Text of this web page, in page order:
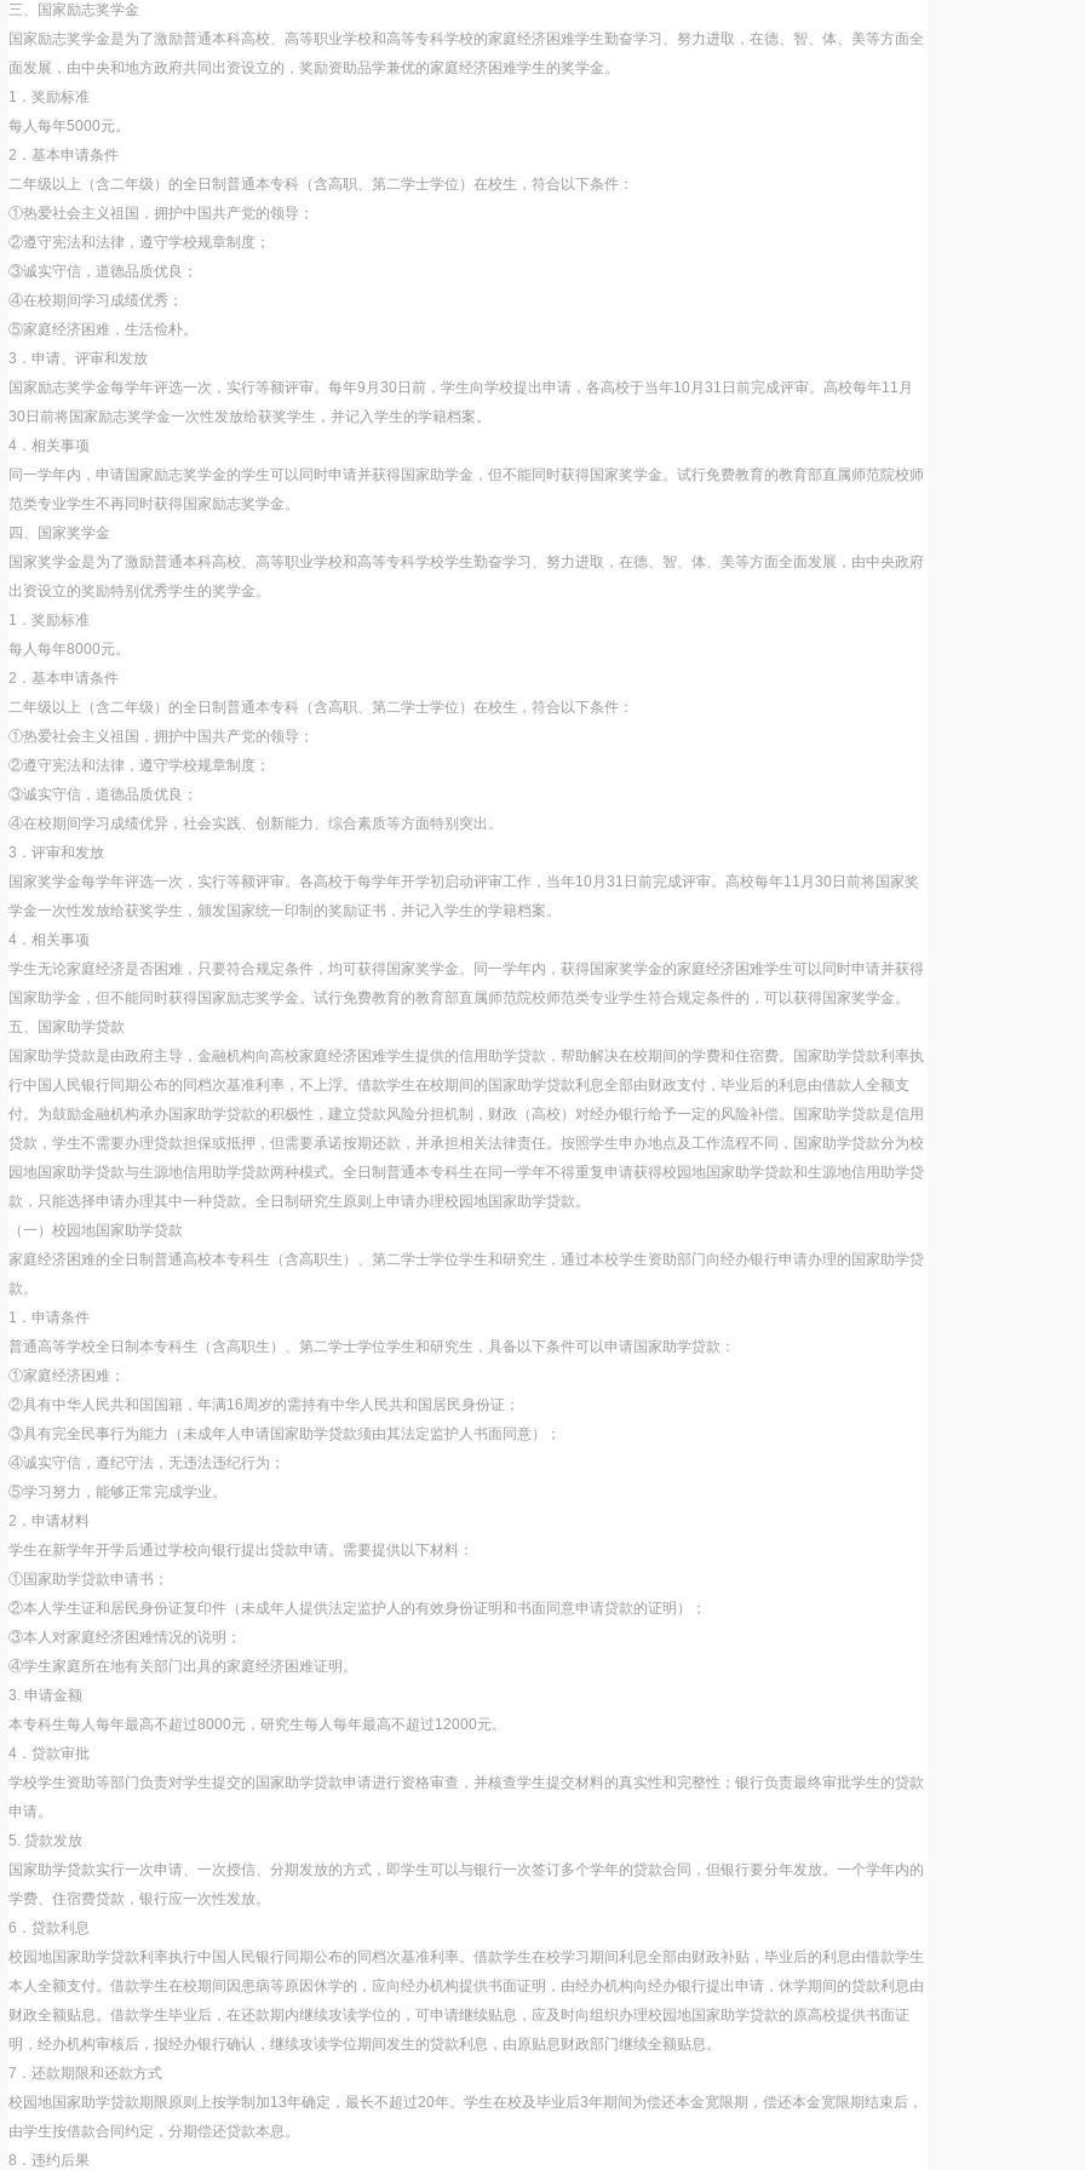
三、国家励志奖学金
国家励志奖学金是为了激励普通本科高校、高等职业学校和高等专科学校的家庭经济困难学生勤奋学习、努力进取，在德、智、体、美等方面全
面发展，由中央和地方政府共同出资设立的，奖励资助品学兼优的家庭经济困难学生的奖学金。
1．奖励标准
每人每年5000元。
2．基本申请条件
二年级以上（含二年级）的全日制普通本专科（含高职、第二学士学位）在校生，符合以下条件：
①热爱社会主义祖国，拥护中国共产党的领导；
②遵守宪法和法律，遵守学校规章制度；
③诚实守信，道德品质优良；
④在校期间学习成绩优秀；
⑤家庭经济困难，生活俭朴。
3．申请、评审和发放
国家励志奖学金每学年评选一次，实行等额评审。每年9月30日前，学生向学校提出申请，各高校于当年10月31日前完成评审。高校每年11月
30日前将国家励志奖学金一次性发放给获奖学生，并记入学生的学籍档案。
4．相关事项
同一学年内，申请国家励志奖学金的学生可以同时申请并获得国家助学金，但不能同时获得国家奖学金。试行免费教育的教育部直属师范院校师
范类专业学生不再同时获得国家励志奖学金。
四、国家奖学金
国家奖学金是为了激励普通本科高校、高等职业学校和高等专科学校学生勤奋学习、努力进取，在德、智、体、美等方面全面发展，由中央政府
出资设立的奖励特别优秀学生的奖学金。
1．奖励标准
每人每年8000元。
2．基本申请条件
二年级以上（含二年级）的全日制普通本专科（含高职、第二学士学位）在校生，符合以下条件：
①热爱社会主义祖国，拥护中国共产党的领导；
②遵守宪法和法律，遵守学校规章制度；
③诚实守信，道德品质优良；
④在校期间学习成绩优异，社会实践、创新能力、综合素质等方面特别突出。
3．评审和发放
国家奖学金每学年评选一次，实行等额评审。各高校于每学年开学初启动评审工作，当年10月31日前完成评审。高校每年11月30日前将国家奖
学金一次性发放给获奖学生，颁发国家统一印制的奖励证书，并记入学生的学籍档案。
4．相关事项
学生无论家庭经济是否困难，只要符合规定条件，均可获得国家奖学金。同一学年内，获得国家奖学金的家庭经济困难学生可以同时申请并获得
国家助学金，但不能同时获得国家励志奖学金。试行免费教育的教育部直属师范院校师范类专业学生符合规定条件的，可以获得国家奖学金。
五、国家助学贷款
国家助学贷款是由政府主导，金融机构向高校家庭经济困难学生提供的信用助学贷款，帮助解决在校期间的学费和住宿费。国家助学贷款利率执
行中国人民银行同期公布的同档次基准利率，不上浮。借款学生在校期间的国家助学贷款利息全部由财政支付，毕业后的利息由借款人全额支
付。为鼓励金融机构承办国家助学贷款的积极性，建立贷款风险分担机制，财政（高校）对经办银行给予一定的风险补偿。国家助学贷款是信用
贷款，学生不需要办理贷款担保或抵押，但需要承诺按期还款，并承担相关法律责任。按照学生申办地点及工作流程不同，国家助学贷款分为校
园地国家助学贷款与生源地信用助学贷款两种模式。全日制普通本专科生在同一学年不得重复申请获得校园地国家助学贷款和生源地信用助学贷
款，只能选择申请办理其中一种贷款。全日制研究生原则上申请办理校园地国家助学贷款。
（一）校园地国家助学贷款
家庭经济困难的全日制普通高校本专科生（含高职生）、第二学士学位学生和研究生，通过本校学生资助部门向经办银行申请办理的国家助学贷
款。
1．申请条件
普通高等学校全日制本专科生（含高职生）、第二学士学位学生和研究生，具备以下条件可以申请国家助学贷款：
①家庭经济困难；
②具有中华人民共和国国籍，年满16周岁的需持有中华人民共和国居民身份证；
③具有完全民事行为能力（未成年人申请国家助学贷款须由其法定监护人书面同意）；
④诚实守信，遵纪守法，无违法违纪行为；
⑤学习努力，能够正常完成学业。
2．申请材料
学生在新学年开学后通过学校向银行提出贷款申请。需要提供以下材料：
①国家助学贷款申请书；
②本人学生证和居民身份证复印件（未成年人提供法定监护人的有效身份证明和书面同意申请贷款的证明）；
③本人对家庭经济困难情况的说明；
④学生家庭所在地有关部门出具的家庭经济困难证明。
3. 申请金额
本专科生每人每年最高不超过8000元，研究生每人每年最高不超过12000元。
4．贷款审批
学校学生资助等部门负责对学生提交的国家助学贷款申请进行资格审查，并核查学生提交材料的真实性和完整性；银行负责最终审批学生的贷款
申请。
5. 贷款发放
国家助学贷款实行一次申请、一次授信、分期发放的方式，即学生可以与银行一次签订多个学年的贷款合同，但银行要分年发放。一个学年内的
学费、住宿费贷款，银行应一次性发放。
6．贷款利息
校园地国家助学贷款利率执行中国人民银行同期公布的同档次基准利率。借款学生在校学习期间利息全部由财政补贴，毕业后的利息由借款学生
本人全额支付。借款学生在校期间因患病等原因休学的，应向经办机构提供书面证明，由经办机构向经办银行提出申请，休学期间的贷款利息由
财政全额贴息。借款学生毕业后，在还款期内继续攻读学位的，可申请继续贴息，应及时向组织办理校园地国家助学贷款的原高校提供书面证
明，经办机构审核后，报经办银行确认，继续攻读学位期间发生的贷款利息，由原贴息财政部门继续全额贴息。
7．还款期限和还款方式
校园地国家助学贷款期限原则上按学制加13年确定，最长不超过20年。学生在校及毕业后3年期间为偿还本金宽限期，偿还本金宽限期结束后，
由学生按借款合同约定，分期偿还贷款本息。
8．违约后果